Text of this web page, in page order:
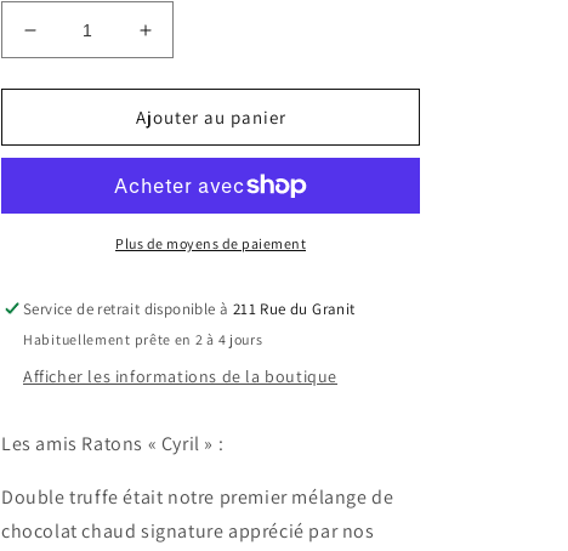
Réduire
la
quantité
Chocolats
Augmenter
la
quantité
de
Chocolats
Ajouter au panier
Plus de moyens de paiement
Service de retrait disponible à 211 Rue du Granit
Habituellement prête en 2 à 4 jours
Afficher les informations de la boutique
Les amis Ratons « Cyril » :
Double truffe était notre premier mélange de
chocolat chaud signature apprécié par nos